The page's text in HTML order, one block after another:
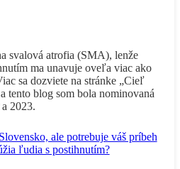
svalová atrofia (SMA), lenže
ma unavuje oveľa viac ako
sa dozviete na stránke „Cieľ
tento blog som bola nominovaná
2023.
ale potrebuje váš príbeh
ľudia s postihnutím?